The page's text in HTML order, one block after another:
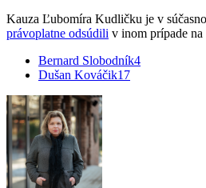
Kauza Ľubomíra Kudličku je v
právoplatne odsúdili v inom prípade na
Bernard Slobodník4
Dušan Kováčik17